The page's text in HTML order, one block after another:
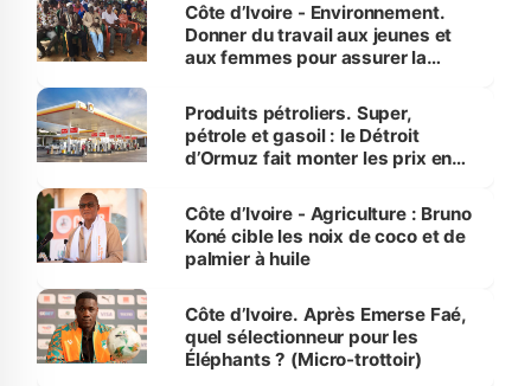
Côte d’Ivoire - Environnement.
Donner du travail aux jeunes et
aux femmes pour assurer la
menacées
Produits pétroliers. Super,
pétrole et gasoil : le Détroit
d’Ormuz fait monter les prix en
Côte d’Ivoire - Agriculture : Bruno
Koné cible les noix de coco et de
palmier à huile
Côte d’Ivoire. Après Emerse Faé,
quel sélectionneur pour les
Éléphants ? (Micro-trottoir)